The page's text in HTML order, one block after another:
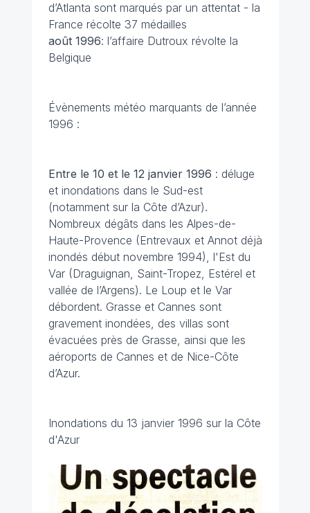
d’Atlanta sont marqués par un attentat - la
France récolte 37 médailles
août 1996: l’affaire Dutroux révolte la
Belgique
Évènements météo marquants de l’année
1996 :
Entre le 10 et le 12 janvier 1996 : déluge
et inondations dans le Sud-est
(notamment sur la Côte d’Azur).
Nombreux dégâts dans les Alpes-de-
Haute-Provence (Entrevaux et Annot déjà
inondés début novembre 1994), l'Est du
Var (Draguignan, Saint-Tropez, Estérel et
vallée de l’Argens). Le Loup et le Var
débordent. Grasse et Cannes sont
gravement inondées, des villas sont
évacuées près de Grasse, ainsi que les
aéroports de Cannes et de Nice-Côte
d’Azur.
Inondations du 13 janvier 1996 sur la Côte
d'Azur